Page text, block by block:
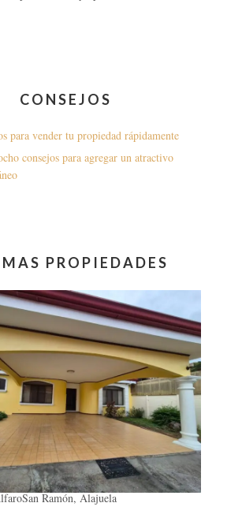
CONSEJOS
para vender tu propiedad rápidamente
consejos para agregar un atractivo
PROPIEDADES
San Ramón, Alajuela